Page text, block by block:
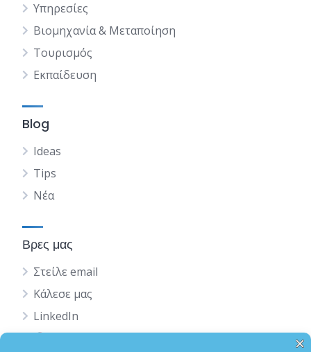
Υπηρεσίες
Βιομηχανία & Μεταποίηση
Τουρισμός
Εκπαίδευση
Blog
Ideas
Tips
Νέα
Βρες μας
Στείλε email
Κάλεσε μας
LinkedIn